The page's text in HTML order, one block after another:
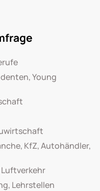
Young
KfZ, Autohändler,
Lehrstellen